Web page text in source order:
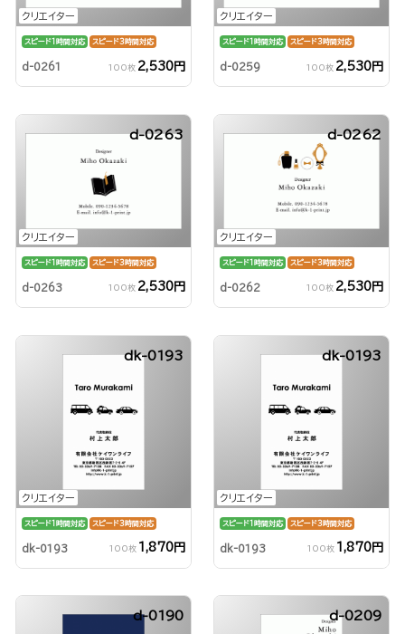
クリエイター
スピード1時間対応 スピード3時間対応
d-0261 100枚 2,530円
クリエイター
スピード1時間対応 スピード3時間対応
d-0259 100枚 2,530円
クリエイター
d-0263
スピード1時間対応 スピード3時間対応
d-0263 100枚 2,530円
クリエイター
d-0262
スピード1時間対応 スピード3時間対応
d-0262 100枚 2,530円
クリエイター
dk-0193
スピード1時間対応 スピード3時間対応
dk-0193 100枚 1,870円
クリエイター
dk-0193
スピード1時間対応 スピード3時間対応
dk-0193 100枚 1,870円
d-0190 d-0209